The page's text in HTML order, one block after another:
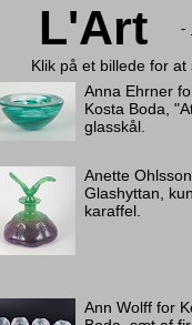
L'Art -
Klik på et billede for
Anna Ehrner
Kosta Boda,
glasskål.
Anette
Glashyttan,
karaffel.
Ann Wolff for